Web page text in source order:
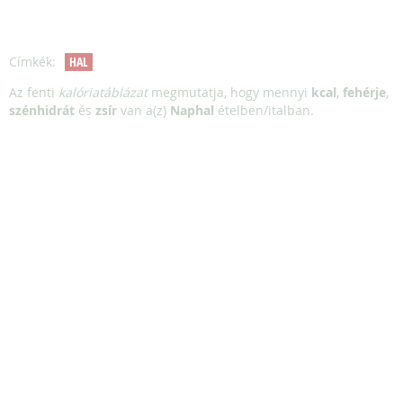
Címkék:
HAL
Az fenti kalóriatáblázatmegmutatja, hogy mennyi kcal, fehérje,
szénhidrát és zsír van a(z) Naphal ételben/italban.